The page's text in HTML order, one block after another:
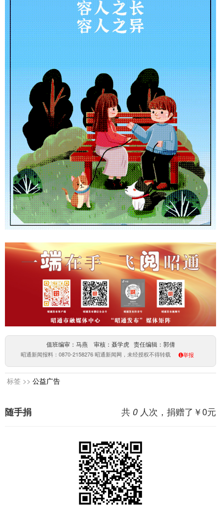
值班编审：马燕 审核：聂学虎 责任编辑：郭倩
昭通新闻报料：0870-2158276 昭通新闻网，未经授权不得转载 举报
标签 >> 公益广告
共 0 人次，捐赠了￥0元
随手捐